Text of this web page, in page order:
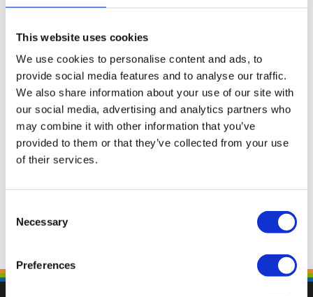
This website uses cookies
We use cookies to personalise content and ads, to
provide social media features and to analyse our traffic.
We also share information about your use of our site with
our social media, advertising and analytics partners who
may combine it with other information that you’ve
provided to them or that they’ve collected from your use
of their services.
Selection
Necessary
Preferences
in deze browser voor de volgende keer dat ik
reageer.